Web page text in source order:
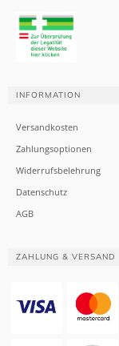
INFORMATION
Versandkosten
Zahlungsoptionen
Widerrufsbelehrung
Datenschutz
AGB
ZAHLUNG & VERSAND